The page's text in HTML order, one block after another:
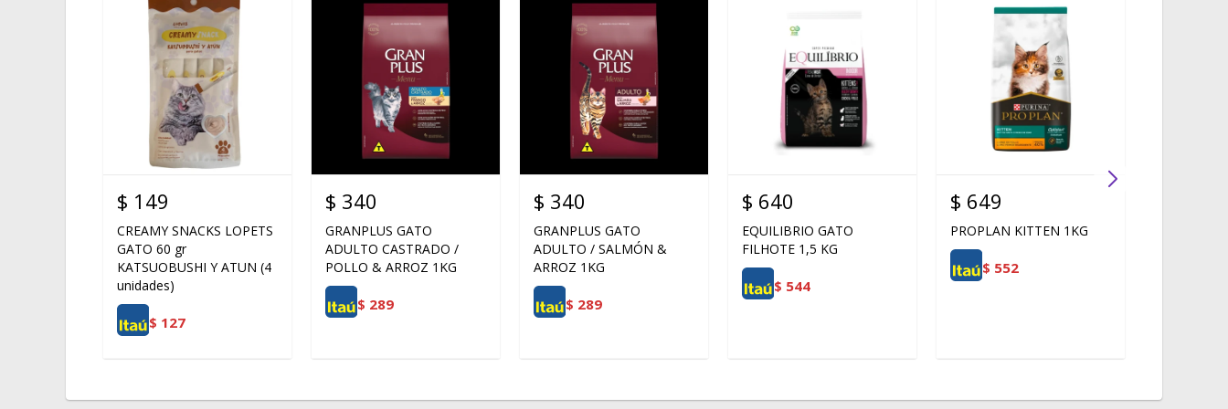
$ 149
CREAMY SNACKS LOPETS
GATO 60 gr
KATSUOBUSHI Y ATUN (4
unidades)
$ 127
$ 340
GRANPLUS GATO
ADULTO CASTRADO /
POLLO & ARROZ 1KG
$ 289
$ 340
GRANPLUS GATO
ADULTO / SALMÓN &
ARROZ 1KG
$ 289
$ 640
EQUILIBRIO GATO
FILHOTE 1,5 KG
$ 544
$ 649
PROPLAN KITTEN 1KG
$ 552